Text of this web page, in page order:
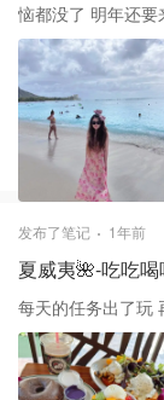
恼都没了 明年还要
发布了笔记 1年前
夏威夷🌺-吃吃喝
每天的任务出了玩